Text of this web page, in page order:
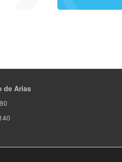
de Arias